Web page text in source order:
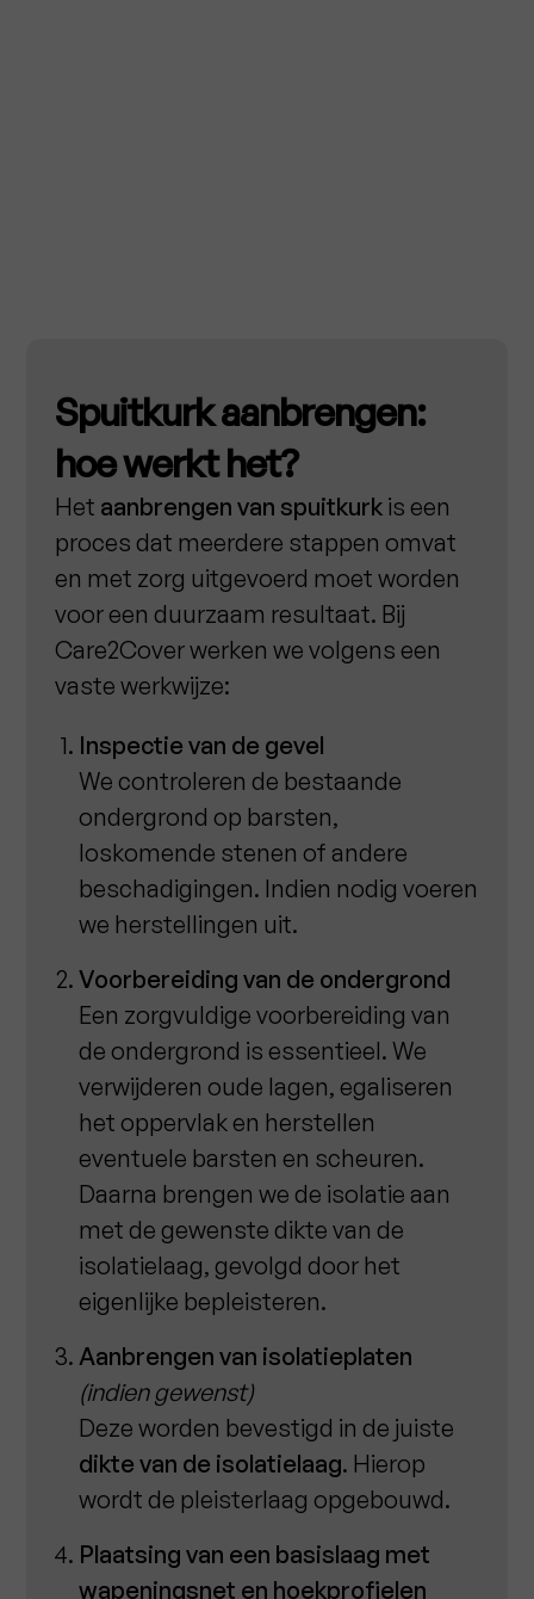
Spuitkurk aanbrengen:
hoe werkt het?
Het aanbrengen van spuitkurk is een
proces dat meerdere stappen omvat
en met zorg uitgevoerd moet worden
voor een duurzaam resultaat. Bij
Care2Cover werken we volgens een
vaste werkwijze:
Inspectie van de gevel
We controleren de bestaande
ondergrond op barsten,
loskomende stenen of andere
beschadigingen. Indien nodig voeren
we herstellingen uit.
Voorbereiding van de ondergrond
Een zorgvuldige voorbereiding van
de ondergrond is essentieel. We
verwijderen oude lagen, egaliseren
het oppervlak en herstellen
eventuele barsten en scheuren.
Daarna brengen we de isolatie aan
met de gewenste dikte van de
isolatielaag, gevolgd door het
eigenlijke bepleisteren.
Aanbrengen van isolatieplaten
(indien gewenst)
Deze worden bevestigd in de juiste
dikte van de isolatielaag. Hierop
wordt de pleisterlaag opgebouwd.
Plaatsing van een basislaag met
wapeningsnet en hoekprofielen